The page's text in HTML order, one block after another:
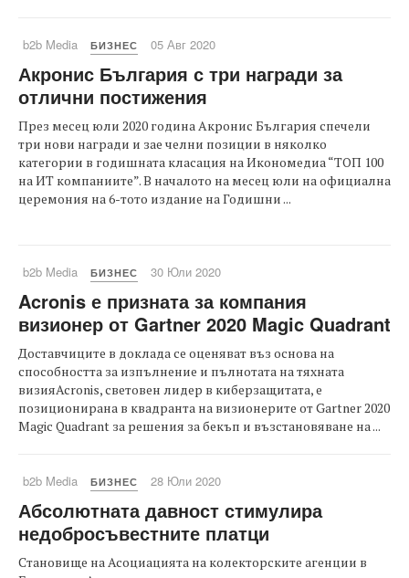
b2b Media БИЗНЕС 05 Авг 2020
Акронис България с три награди за
отлични постижения
През месец юли 2020 година Акронис България спечели
три нови награди и зае челни позиции в няколко
категории в годишната класация на Икономедиа “ТОП 100
на ИТ компаниите”. В началото на месец юли на официална
церемония на 6-тото издание на Годишни ...
b2b Media БИЗНЕС 30 Юли 2020
Acronis е призната за компания
визионер от Gartner 2020 Magic Quadrant
Доставчиците в доклада се оценяват въз основа на
способността за изпълнение и пълнотата на тяхната
визияAcronis, световен лидер в киберзащитата, е
позиционирана в квадранта на визионерите от Gartner 2020
Magic Quadrant за решения за бекъп и възстановяване на ...
b2b Media БИЗНЕС 28 Юли 2020
Абсолютната давност стимулира
недобросъвестните платци
Становище на Асоциацията на колекторските агенции в